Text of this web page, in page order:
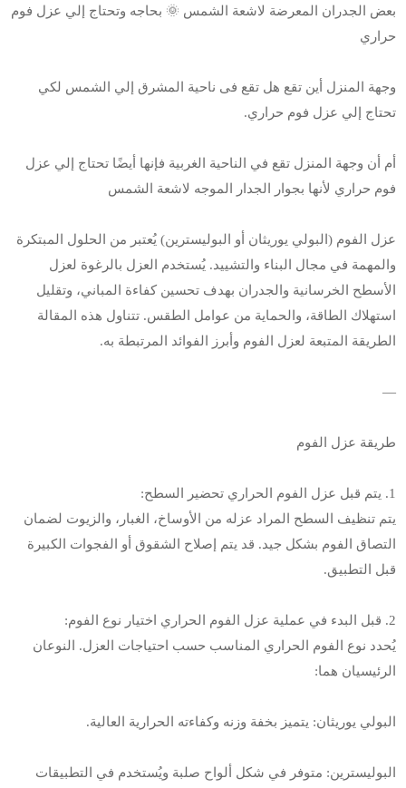
بعض الجدران المعرضة لاشعة الشمس 🌞 بحاجه وتحتاج إلي عزل فوم
حراري
وجهة المنزل أين تقع هل تقع فى ناحية المشرق إلي الشمس لكي
تحتاج إلي عزل فوم حراري.
أم أن وجهة المنزل تقع في الناحية الغربية فإنها أيضًا تحتاج إلي عزل
فوم حراري لأنها بجوار الجدار الموجه لاشعة الشمس
عزل الفوم (البولي يوريثان أو البوليسترين) يُعتبر من الحلول المبتكرة
والمهمة في مجال البناء والتشييد. يُستخدم العزل بالرغوة لعزل
الأسطح الخرسانية والجدران بهدف تحسين كفاءة المباني، وتقليل
استهلاك الطاقة، والحماية من عوامل الطقس. تتناول هذه المقالة
الطريقة المتبعة لعزل الفوم وأبرز الفوائد المرتبطة به.
—
طريقة عزل الفوم
1. يتم قبل عزل الفوم الحراري تحضير السطح:
يتم تنظيف السطح المراد عزله من الأوساخ، الغبار، والزيوت لضمان
التصاق الفوم بشكل جيد. قد يتم إصلاح الشقوق أو الفجوات الكبيرة
قبل التطبيق.
2. قبل البدء في عملية عزل الفوم الحراري اختيار نوع الفوم:
يُحدد نوع الفوم الحراري المناسب حسب احتياجات العزل. النوعان
الرئيسيان هما:
البولي يوريثان: يتميز بخفة وزنه وكفاءته الحرارية العالية.
البوليسترين: متوفر في شكل ألواح صلبة ويُستخدم في التطبيقات